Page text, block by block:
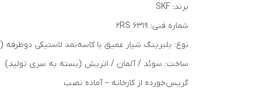
برند: SKF
شماره فنی: 6319 2RS
نوع: بلبرینگ شیار عمیق با کاسه‌نمد لاستیکی دوطرفه (2RS)
ساخت: سوئد / آلمان / اتریش (بسته به سری تولید)
گریس‌خورده از کارخانه – آماده نصب